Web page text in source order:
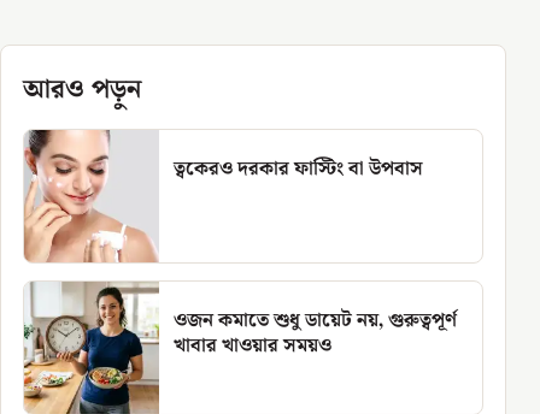
আরও পড়ুন
ত্বকেরও দরকার ফাস্টিং বা উপবাস
ওজন কমাতে শুধু ডায়েট নয়, গুরুত্বপূর্ণ
খাবার খাওয়ার সময়ও